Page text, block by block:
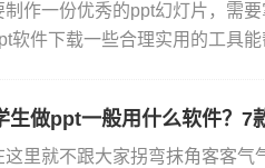
制作一份优秀的ppt幻灯片，需
软件下载一些合理实用的工具
生做ppt一般用什么软件？7
这里就不跟大家拐弯抹角客客气